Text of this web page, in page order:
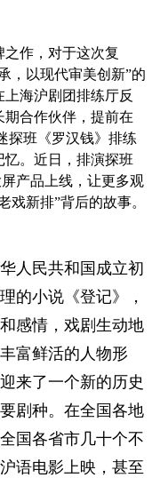
之作，对于这次复
，以现代审美创新”的
海沪剧团排练厅反
合作伙伴，提前在
探班《罗汉钱》排练
忆。近日，排演探班
产品上线，让更多观
戏新排”背后的故事。
人民共和国成立初
的小说《登记》，
感情，戏剧生动地
富鲜活的人物形
来了一个新的历史
剧种。在全国各地
国各省市几十个不
语电影上映，甚至